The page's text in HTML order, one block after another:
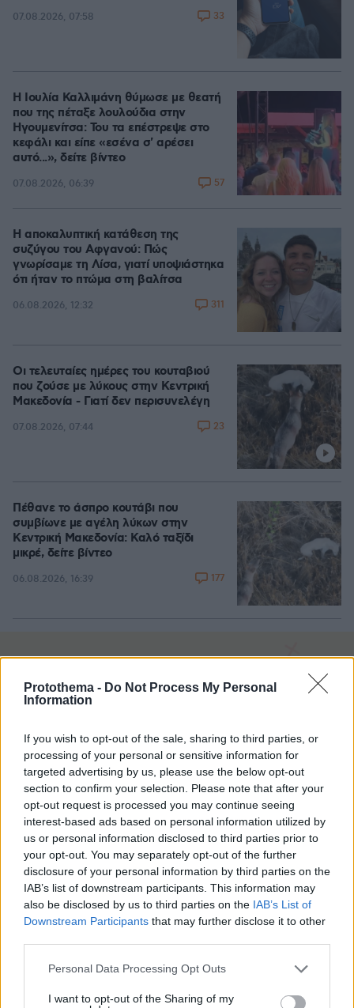
Protothema - Do Not Process My Personal
Information
If you wish to opt-out of the sale, sharing to third parties, or
processing of your personal or sensitive information for
targeted advertising by us, please use the below opt-out
section to confirm your selection. Please note that after your
opt-out request is processed you may continue seeing
interest-based ads based on personal information utilized by
us or personal information disclosed to third parties prior to
your opt-out. You may separately opt-out of the further
disclosure of your personal information by third parties on the
IAB’s list of downstream participants. This information may
also be disclosed by us to third parties on the IAB’s List of
Downstream Participants that may further disclose it to other
Please note that this website/app uses one or more Google
not limited to your visit or usage behaviour. You may click to
Personal Data Processing Opt Outs
I want to opt-out of the Sharing of my
07.08.2026, 07:58 33
Η Ιουλία Καλλιμάνη θύμωσε με θεατή
που της πέταξε λουλούδια στην
Ηγουμενίτσα: Του τα επέστρεψε στο
κεφάλι και είπε «εσένα σ' αρέσει
αυτό...», δείτε βίντεο
07.08.2026, 06:39 57
Η αποκαλυπτική κατάθεση της
συζύγου του Αφγανού: Πώς
γνωρίσαμε τη Λίσα, γιατί υποψιάστηκα
ότι ήταν το πτώμα στη βαλίτσα
06.08.2026, 12:32 311
Οι τελευταίες ημέρες του κουταβιού
που ζούσε με λύκους στην Κεντρική
Μακεδονία - Γιατί δεν περισυνελέγη
07.08.2026, 07:44 23
Πέθανε το άσπρο κουτάβι που
συμβίωνε με αγέλη λύκων στην
Κεντρική Μακεδονία: Καλό ταξίδι
μικρέ, δείτε βίντεο
06.08.2026, 16:39 177
Games
Cut The Rope Northern Heights Candy
ΔΕΙΤΕ ΟΛΑ ΤΑ GAMES
Best of Network